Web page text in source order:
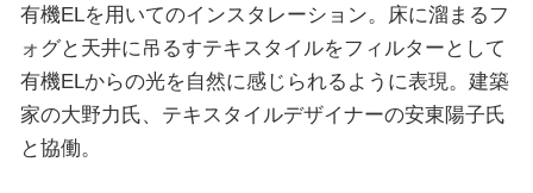
有機ELを用いてのインスタレーション。床に溜まるフ
ォグと天井に吊るすテキスタイルをフィルターとして
有機ELからの光を自然に感じられるように表現。建築
家の大野力氏、テキスタイルデザイナーの安東陽子氏
と協働。